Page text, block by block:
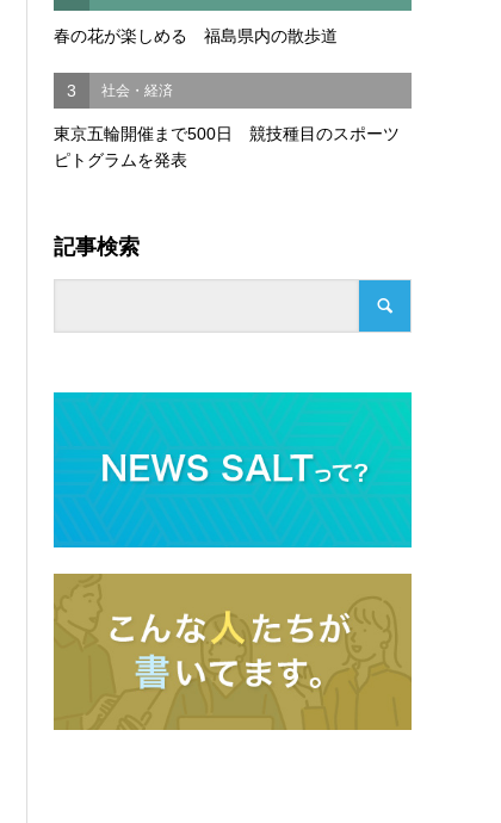
春の花が楽しめる 福島県内の散歩道
3 社会・経済
東京五輪開催まで500日 競技種目のスポーツ
ピトグラムを発表
記事検索